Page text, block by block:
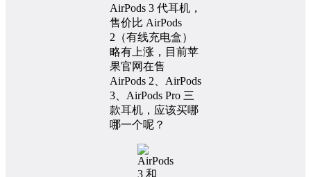
AirPods 3 代耳机，
售价比 AirPods
2（有线充电盒）
略有上涨，目前苹
果官网在售
AirPods 2、AirPods
3、AirPods Pro 三
款耳机，应该买哪
哪一个呢？